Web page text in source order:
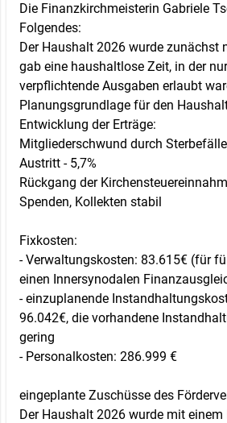
Die Finanzkirchmeisterin Gabriele
Folgendes:
Der Haushalt 2026 wurde zunächst
gab eine haushaltlose Zeit, in der
verpflichtende Ausgaben erlaubt
Planungsgrundlage für den
Entwicklung der Erträge:
Mitgliederschwund durch
Austritt - 5,7%
Rückgang der
Spenden, Kollekten stabil
Fixkosten:
- Verwaltungskosten: 83.615€ (für
einen Innersynodalen
- einzuplanende
96.042€, die vorhandene
gering
- Personalkosten: 286.999 €
eingeplante Zuschüsse des
Der Haushalt 2026 wurde mit